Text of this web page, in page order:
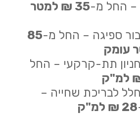
– החל מ-
35 ₪ למטר
ספיגה – החל מ-85
עומק
תת-קרקעי – החל
לבריכת שחייה –
28 ₪ למ"ק